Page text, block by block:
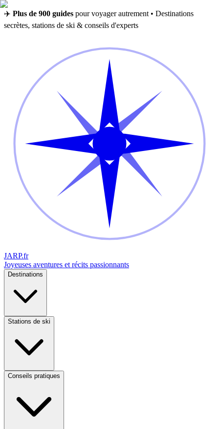
✈️ Plus de 900 guides pour voyager autrement • Destinations
secrètes, stations de ski & conseils d'experts
JARP.fr
Joyeuses aventures et récits passionnants
Destinations
Stations de ski
Conseils pratiques